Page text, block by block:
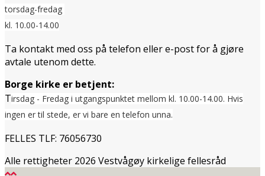
torsdag-fredag
kl. 10.00-14.00
Ta kontakt med oss på telefon eller e-post for å gjøre
avtale utenom dette.
Borge kirke er betjent:
Tirsdag - Fredag i utgangspunktet mellom kl. 10.00-14.00. Hvis
ingen er til stede, er vi bare en telefon unna.
FELLES TLF: 76056730
Alle rettigheter 2026 Vestvågøy kirkelige fellesråd